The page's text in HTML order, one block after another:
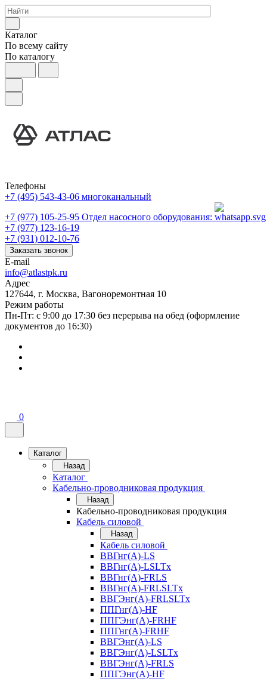
Каталог
По всему сайту
По каталогу
Телефоны
+7 (495) 543-43-06 многоканальный
+7 (977) 105-25-95 Отдел насосного оборудования:
+7 (977) 123-16-19
+7 (931) 012-10-76
Заказать звонок
E-mail
info@atlastpk.ru
Адрес
127644, г. Москва, Вагоноремонтная 10
Режим работы
Пн-Пт: с 9:00 до 17:30 без перерыва на обед (оформление
документов до 16:30)
0
Каталог
Назад
Каталог
Кабельно-проводниковая продукция
Назад
Кабельно-проводниковая продукция
Кабель силовой
Назад
Кабель силовой
ВВГнг(А)-LS
ВВГнг(А)-LSLTx
ВВГнг(А)-FRLS
ВВГнг(А)-FRLSLTx
ВВГЭнг(А)-FRLSLTx
ППГнг(А)-HF
ППГЭнг(А)-FRHF
ППГнг(А)-FRHF
ВВГЭнг(А)-LS
ВВГЭнг(А)-LSLTx
ВВГЭнг(А)-FRLS
ППГЭнг(А)-HF